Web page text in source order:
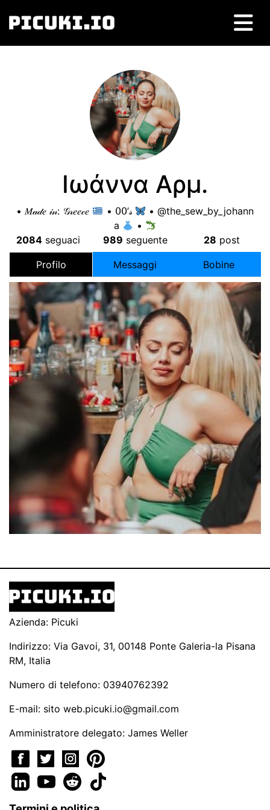
Ιωάννα Αρμ.
• 𝑀𝒶𝒹𝑒 𝒾𝓃: 𝒢𝓇𝑒𝑒𝒸𝑒 • 𝟢𝟢’𝓈
• @the_sew_by_johann
a
•
2084 seguaci 989 seguente 28 post
Profilo Messaggi Bobine
Azienda: Picuki
Indirizzo: Via Gavoi, 31, 00148 Ponte Galeria-la Pisana
RM, Italia
Numero di telefono: 03940762392
E-mail: sito web.picuki.io@gmail.com
Amministratore delegato: James Weller